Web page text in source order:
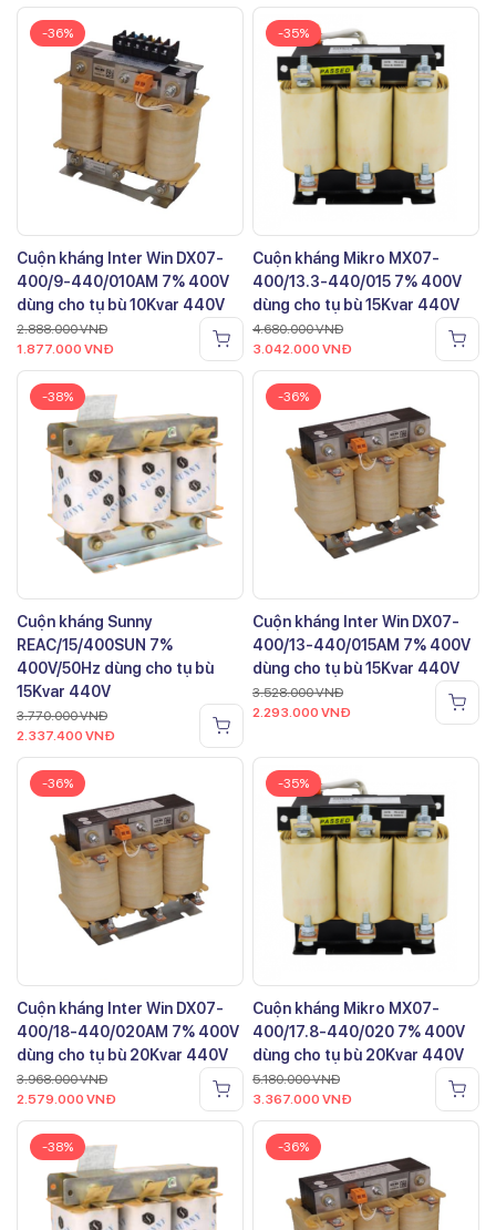
-36%
Cuộn kháng Inter Win DX07-
400/9-440/010AM 7% 400V
dùng cho tụ bù 10Kvar 440V
2.888.000VNĐ
1.877.000 VNĐ
-35%
Cuộn kháng Mikro MX07-
400/13.3-440/015 7% 400V
dùng cho tụ bù 15Kvar 440V
4.680.000VNĐ
3.042.000 VNĐ
-38%
Cuộn kháng Sunny
REAC/15/400SUN 7%
400V/50Hz dùng cho tụ bù
15Kvar 440V
3.770.000VNĐ
2.337.400 VNĐ
-36%
Cuộn kháng Inter Win DX07-
400/13-440/015AM 7% 400V
dùng cho tụ bù 15Kvar 440V
3.528.000VNĐ
2.293.000 VNĐ
-36%
Cuộn kháng Inter Win DX07-
400/18-440/020AM 7% 400V
dùng cho tụ bù 20Kvar 440V
3.968.000VNĐ
2.579.000 VNĐ
-35%
Cuộn kháng Mikro MX07-
400/17.8-440/020 7% 400V
dùng cho tụ bù 20Kvar 440V
5.180.000VNĐ
3.367.000 VNĐ
-38% -36%